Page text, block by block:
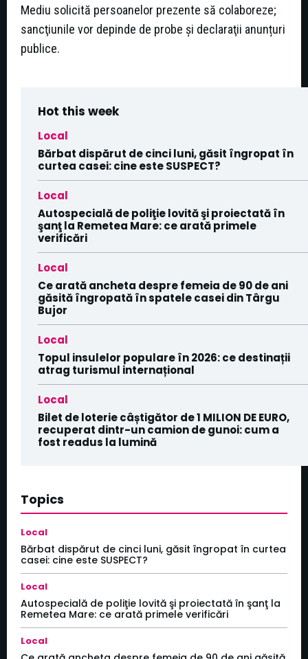
Mediu solicită persoanelor prezente să colaboreze;
sancţiunile vor depinde de probe şi declaraţii anunțuri
publice.
Hot this week
Local
Bărbat dispărut de cinci luni, găsit îngropat în
curtea casei: cine este SUSPECT?
Local
Autospecială de poliţie lovită şi proiectată în
şanţ la Remetea Mare: ce arată primele
verificări
Local
Ce arată ancheta despre femeia de 90 de ani
găsită îngropată în spatele casei din Târgu
Bujor
Local
Topul insulelor populare în 2026: ce destinații
atrag turismul internațional
Local
Bilet de loterie câștigător de 1 MILION DE EURO,
recuperat dintr-un camion de gunoi: cum a
fost readus la lumină
Topics
Local
Bărbat dispărut de cinci luni, găsit îngropat în curtea
casei: cine este SUSPECT?
Local
Autospecială de poliţie lovită şi proiectată în şanţ la
Remetea Mare: ce arată primele verificări
Local